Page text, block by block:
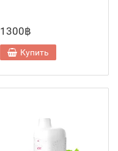
1300฿
Купить